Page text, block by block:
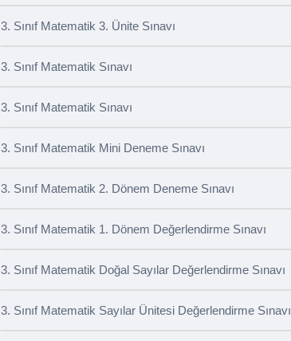
3. Sınıf Matematik 3. Ünite Sınavı
3. Sınıf Matematik Sınavı
3. Sınıf Matematik Sınavı
3. Sınıf Matematik Mini Deneme Sınavı
3. Sınıf Matematik 2. Dönem Deneme Sınavı
3. Sınıf Matematik 1. Dönem Değerlendirme Sınavı
3. Sınıf Matematik Doğal Sayılar Değerlendirme Sınavı
3. Sınıf Matematik Sayılar Ünitesi Değerlendirme Sınavı